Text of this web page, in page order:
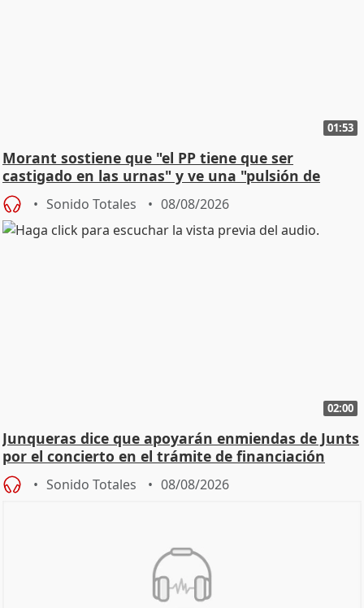
01:53
Morant sostiene que "el PP tiene que ser
castigado en las urnas" y ve una "pulsión de
cambio"
Sonido Totales 08/08/2026
02:00
Junqueras dice que apoyarán enmiendas de Junts
por el concierto en el trámite de financiación
Sonido Totales 08/08/2026